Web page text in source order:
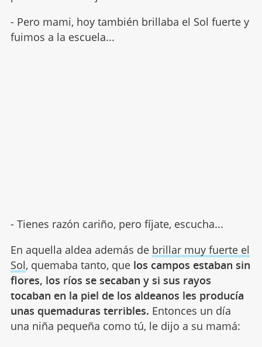
- Pero mami, hoy también brillaba el Sol fuerte y
fuimos a la escuela...
- Tienes razón cariño, pero fíjate, escucha...
En aquella aldea además de brillar muy fuerte el
Sol, quemaba tanto, que los campos estaban sin
flores, los ríos se secaban y si sus rayos
tocaban en la piel de los aldeanos les producía
unas quemaduras terribles. Entonces un día
una niña pequeña como tú, le dijo a su mamá: